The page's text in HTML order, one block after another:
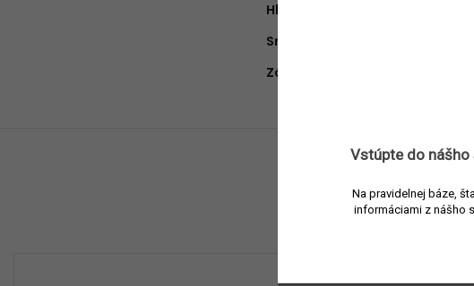
Hlava
Srdce
Základ
Vstúpte do nášho
Na pravidelnej báze,
informáciami z nášho